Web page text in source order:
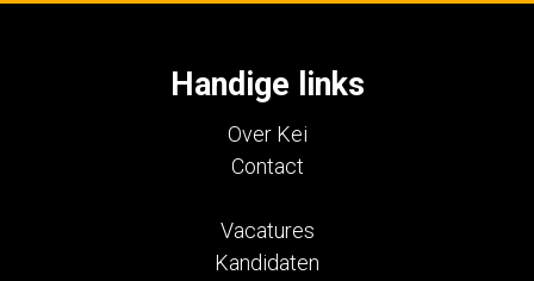
Handige links
Over Kei
Contact
Vacatures
Kandidaten